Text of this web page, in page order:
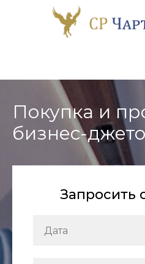
Покупка и
бизнес-
Запросить